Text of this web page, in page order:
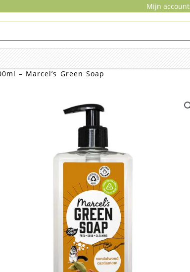
Mijn account
– Marcel’s Green Soap